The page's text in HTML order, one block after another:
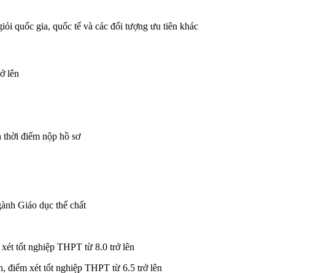
quốc gia, quốc tế và các đối tượng ưu tiên khác
lên
điểm nộp hồ sơ
Giáo dục thể chất
tốt nghiệp THPT từ 8.0 trở lên
điểm xét tốt nghiệp THPT từ 6.5 trở lên